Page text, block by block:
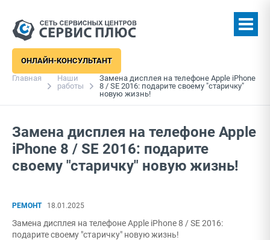
ОНЛАЙН-КОНСУЛЬТАНТ
Главная
Наши
работы
Замена дисплея на телефоне Apple iPhone
8 / SE 2016: подарите своему "старичку"
новую жизнь!
Замена дисплея на телефоне Apple
iPhone 8 / SE 2016: подарите
своему "старичку" новую жизнь!
РЕМОНТ 18.01.2025
Замена дисплея на телефоне Apple iPhone 8 / SE 2016:
подарите своему "старичку" новую жизнь!